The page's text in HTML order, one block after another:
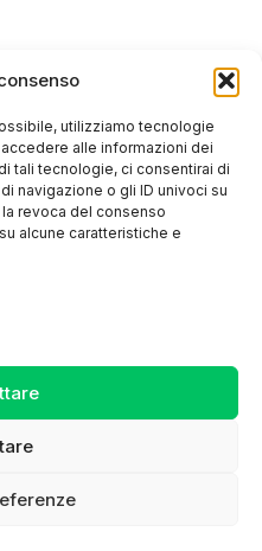
utilizziamo tecnologie
alle informazioni dei
tali tecnologie, ci consentirai di
navigazione o gli ID univoci su
revoca del consenso
alcune caratteristiche e